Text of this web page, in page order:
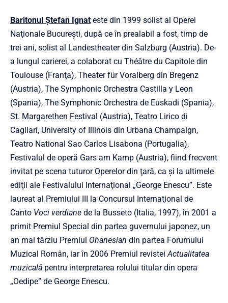
Baritonul Ştefan Ignat este din 1999 solist al Operei
Naţionale Bucureşti, după ce în prealabil a fost, timp de
trei ani, solist al Landestheater din Salzburg (Austria). De-
a lungul carierei, a colaborat cu Théâtre du Capitole din
Toulouse (Franţa), Theater für Voralberg din Bregenz
(Austria), The Symphonic Orchestra Castilla y Leon
(Spania), The Symphonic Orchestra de Euskadi (Spania),
St. Margarethen Festival (Austria), Teatro Lirico di
Cagliari, University of Illinois din Urbana Champaign,
Teatro National Sao Carlos Lisabona (Portugalia),
Festivalul de operă Gars am Kamp (Austria), fiind frecvent
invitat pe scena tuturor Operelor din ţară, ca şi la ultimele
ediţii ale Festivalului Internaţional „George Enescu”. Este
laureat al Premiului III la Concursul Internaţional de
Canto Voci verdiane de la Busseto (Italia, 1997), în 2001 a
primit Premiul Special din partea guvernului japonez, un
an mai târziu Premiul Ohanesian din partea Forumului
Muzical Român, iar în 2006 Premiul revistei Actualitatea
muzicală pentru interpretarea rolului titular din opera
„Oedipe” de George Enescu.